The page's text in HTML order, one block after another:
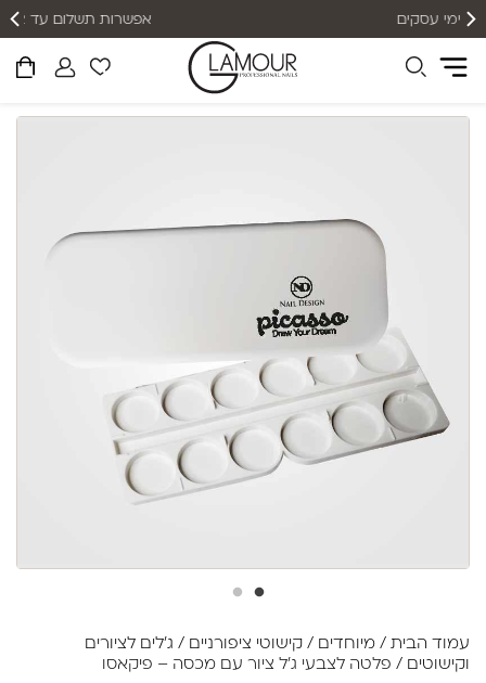
עמוד הבית / מיוחדים / קישוטי ציפורניים / ג'לים לציורים
וקישוטים / פלטה לצבעי ג'ל ציור עם מכסה – פיקאסו